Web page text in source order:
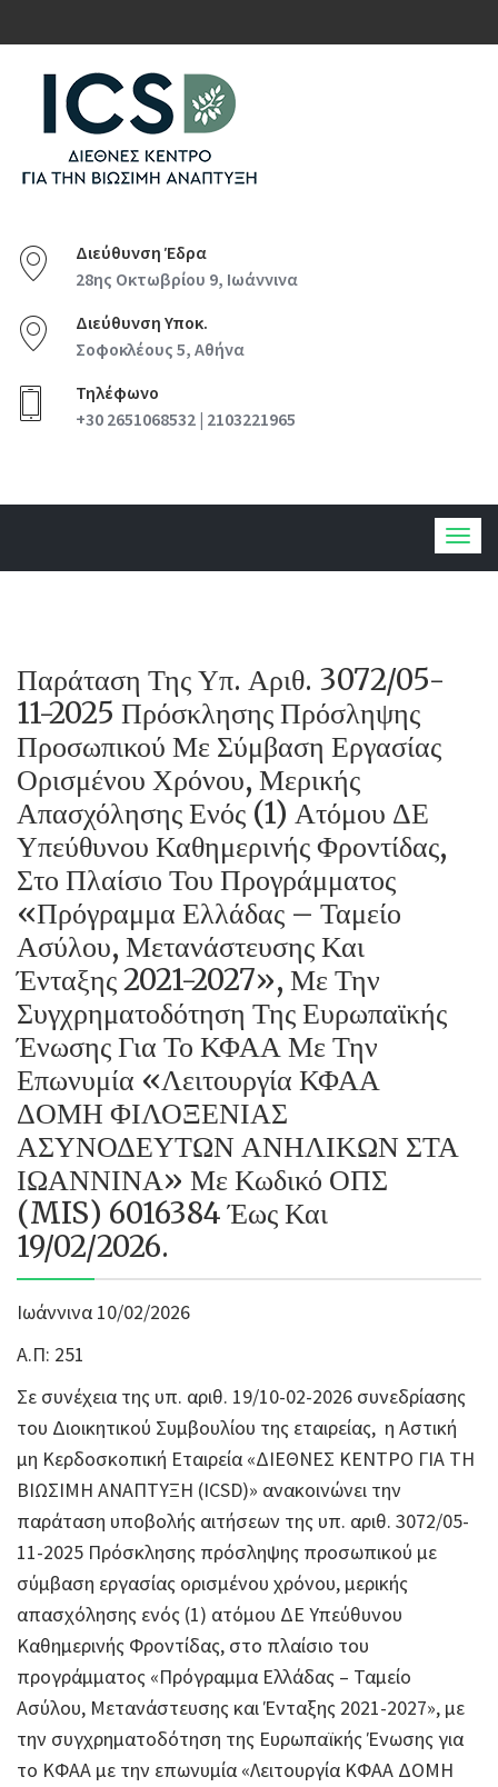
Διεύθυνση Έδρα
28ης Οκτωβρίου 9, Ιωάννινα
Διεύθυνση Υποκ.
Σοφοκλέους 5, Αθήνα
Τηλέφωνο
+30 2651068532 | 2103221965
Παράταση Της Υπ. Αριθ. 3072/05-
11-2025 Πρόσκλησης Πρόσληψης
Προσωπικού Με Σύμβαση Εργασίας
Ορισμένου Χρόνου, Μερικής
Απασχόλησης Ενός (1) Ατόμου ΔΕ
Υπεύθυνου Καθημερινής Φροντίδας,
Στο Πλαίσιο Του Προγράμματος
«Πρόγραμμα Ελλάδας – Ταμείο
Ασύλου, Μετανάστευσης Και
Ένταξης 2021-2027», Με Την
Συγχρηματοδότηση Της Ευρωπαϊκής
Ένωσης Για Το ΚΦΑΑ Με Την
Επωνυμία «Λειτουργία ΚΦΑΑ
ΔΟΜΗ ΦΙΛΟΞΕΝΙΑΣ
ΑΣΥΝΟΔΕΥΤΩΝ ΑΝΗΛΙΚΩΝ ΣΤΑ
ΙΩΑΝΝΙΝΑ» Με Κωδικό ΟΠΣ
(MIS) 6016384 Έως Και
19/02/2026.
Ιωάννινα 10/02/2026
Α.Π: 251
Σε συνέχεια της υπ. αριθ. 19/10-02-2026 συνεδρίασης
του Διοικητικού Συμβουλίου της εταιρείας, η Αστική
μη Κερδοσκοπική Εταιρεία «ΔΙΕΘΝΕΣ ΚΕΝΤΡΟ ΓΙΑ ΤΗ
ΒΙΩΣΙΜΗ ΑΝΑΠΤΥΞΗ (ICSD)» ανακοινώνει την
παράταση υποβολής αιτήσεων της υπ. αριθ. 3072/05-
11-2025 Πρόσκλησης πρόσληψης προσωπικού με
σύμβαση εργασίας ορισμένου χρόνου, μερικής
απασχόλησης ενός (1) ατόμου ΔΕ Υπεύθυνου
Καθημερινής Φροντίδας, στο πλαίσιο του
προγράμματος «Πρόγραμμα Ελλάδας – Ταμείο
Ασύλου, Μετανάστευσης και Ένταξης 2021-2027», με
την συγχρηματοδότηση της Ευρωπαϊκής Ένωσης για
το ΚΦΑΑ με την επωνυμία «Λειτουργία ΚΦΑΑ ΔΟΜΗ